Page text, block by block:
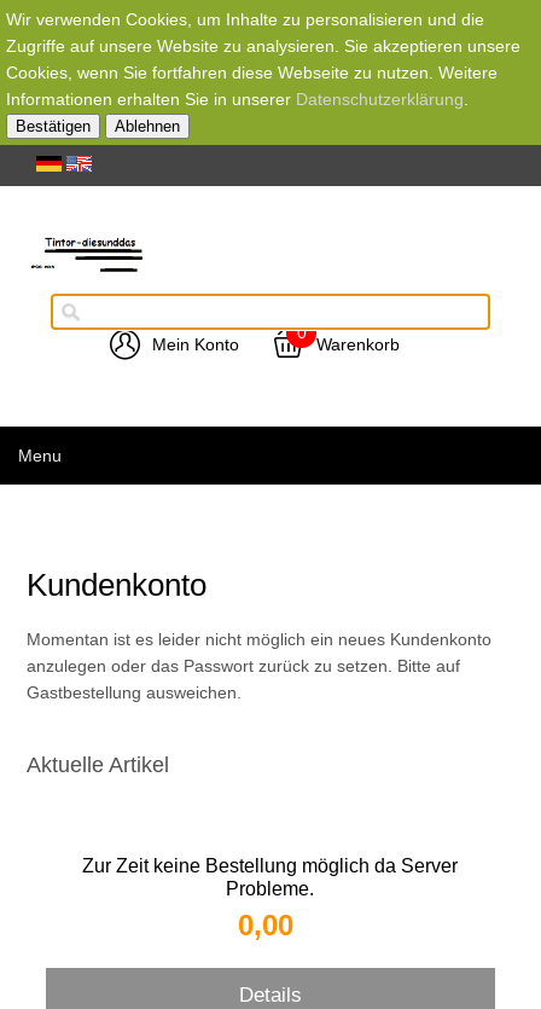
Wir verwenden Cookies, um Inhalte zu personalisieren und die
Zugriffe auf unsere Website zu analysieren. Sie akzeptieren unsere
Cookies, wenn Sie fortfahren diese Webseite zu nutzen. Weitere
Informationen erhalten Sie in unserer Datenschutzerklärung
Bestätigen Ablehnen
Mein Konto
0
Warenkorb
Menu
Kundenkonto
Momentan ist es leider nicht möglich ein neues Kundenkonto
anzulegen oder das Passwort zurück zu setzen. Bitte auf
Gastbestellung ausweichen.
Aktuelle Artikel
Zur Zeit keine Bestellung möglich da Server
Probleme.
0,00 
Details